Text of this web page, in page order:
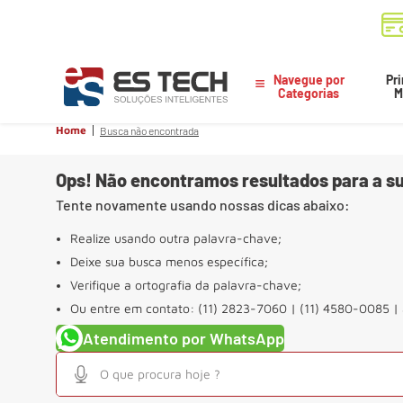
Navegue por
Categorias
Home Busca não encontrada
Ops! Não encontramos resultados para a
Tente novamente usando nossas dicas abaixo:
Realize usando outra palavra-chave;
Deixe sua busca menos específica;
Verifique a ortografia da palavra-chave;
Ou entre em contato: (11) 2823-7060 | (11) 4580-0085 |
Atendimento por WhatsApp
O que procura hoje ?